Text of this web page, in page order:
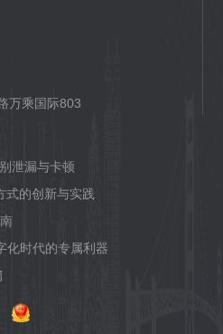
万乘国际803
泄漏与卡顿
式的创新与实践
化时代的专属利器